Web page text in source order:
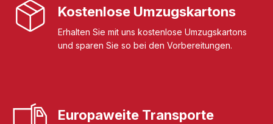
Kostenlose Umzugskartons
Erhalten Sie mit uns kostenlose Umzugskartons
und sparen Sie so bei den Vorbereitungen.
Europaweite Transporte